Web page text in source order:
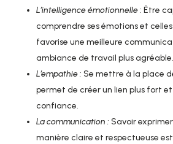
L’intelligence émotionnelle : Être
comprendre ses émotions et
favorise une meilleure
ambiance de travail plus agréable.
L’empathie : Se mettre à la place
permet de créer un lien plus fort
confiance.
La communication : Savoir
manière claire et respectueuse